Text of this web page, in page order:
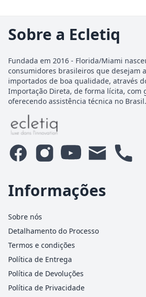
Sobre a Ecletiq
Fundada em 2016 - Florida/Miami
consumidores brasileiros que desejam
importados de boa qualidade, através
Importação Direta, de forma lícita, com
oferecendo assistência técnica no Brasil.
Informações
Sobre nós
Detalhamento do Processo
Termos e condições
Política de Entrega
Política de Devoluções
Política de Privacidade